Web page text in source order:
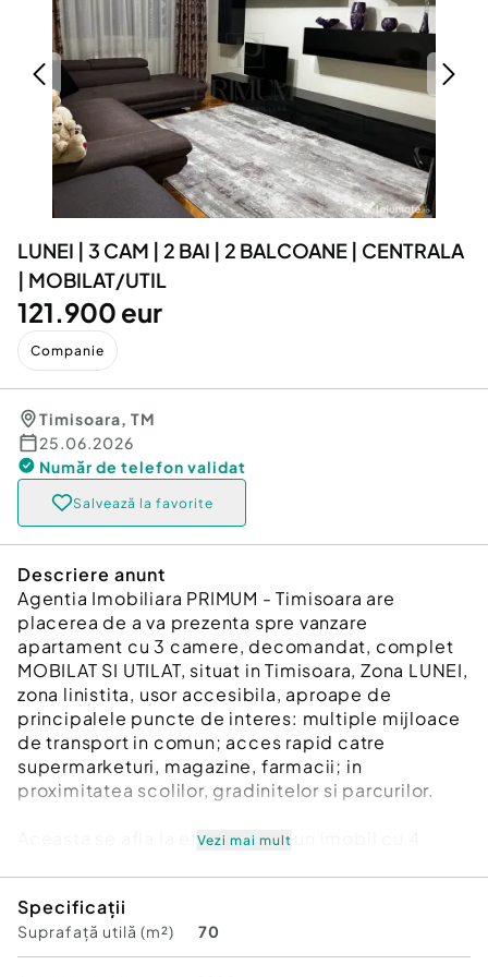
Servicii
Animale de companie
Afaceri și echipamente profesionale
Inchiriere Bunuri si Vehicule
Utilaje agricole si industriale
Piese auto si accesorii
Dacia Duster
LUNEI | 3 CAM | 2 BAI | 2 BALCOANE | CENTRALA
| MOBILAT/UTIL
121.900 eur
Companie
Timisoara, TM
25.06.2026
Număr de telefon validat
Salvează la favorite
Descriere anunt
Agentia Imobiliara PRIMUM - Timisoara are
placerea de a va prezenta spre vanzare
apartament cu 3 camere, decomandat, complet
MOBILAT SI UTILAT, situat in Timisoara, Zona LUNEI,
zona linistita, usor accesibila, aproape de
principalele puncte de interes: multiple mijloace
de transport in comun; acces rapid catre
supermarketuri, magazine, farmacii; in
proximitatea scolilor, gradinitelor si parcurilor.
Aceasta se afla la etajul 4, intr-un imobil cu 4
Apartamentul este decomandat cu suprafata utila
70 mp, si prezinta urmatoarea compartimentare:
Vezi mai mult
Specificații
Suprafață utilă (m²) 70